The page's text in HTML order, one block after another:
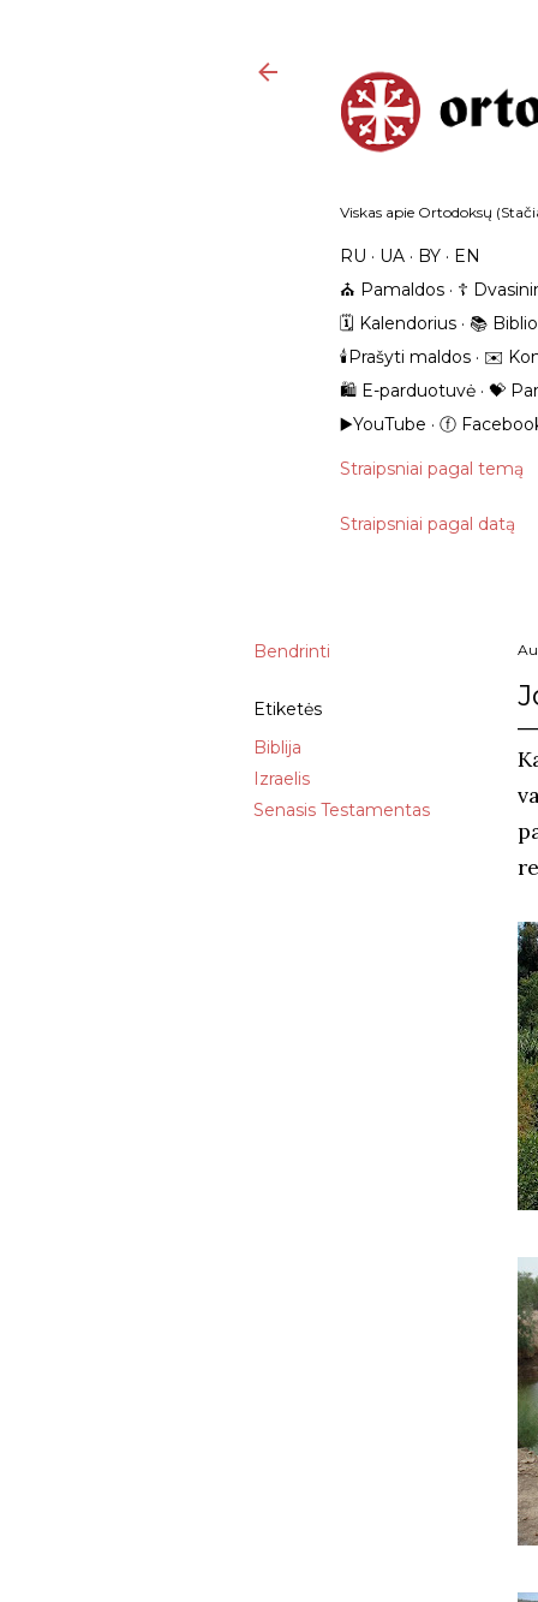
Viskas apie Ortodoksų
RU UA BY
EN
⛪️ Pamaldos
☦️
🗓️ Kalendorius
📚
🕯️Prašyti maldos
✉️
🛍️ E-parduotuvė
💝
▶️YouTube
ⓕ
Straipsniai pagal temą
Straipsniai pagal datą
Bendrinti
Etiketės
Biblija
Izraelis
Senasis Testamentas